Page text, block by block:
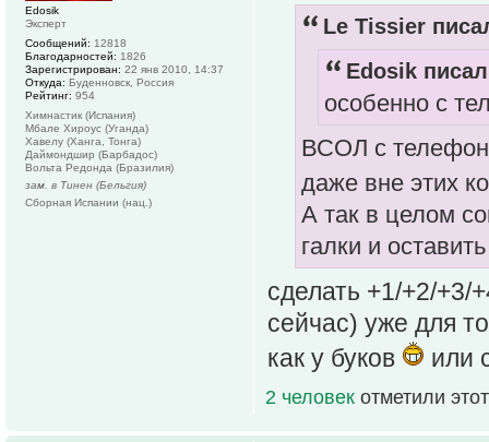
Le Tissier
Edosik
особенно с
ВСОЛ с
даже вне этих
А так в целом
галки и
сделать +1/+2/+3/
сейчас) уже для
как у буков
или
2 человек отметили
Edosik
Эксперт
Сообщений: 12818
Благодарностей: 1826
Зарегистрирован: 22 янв 2010, 14:37
Откуда: Буденновск, Россия
Рейтинг: 954
Химнастик (Испания)
Мбале Хироус (Уганда)
Хавелу (Ханга, Тонга)
Даймондшир (Барбадос)
Вольта Редонда (Бразилия)
зам. в Тинен (Бельгия)
Сборная Испании (нац.)